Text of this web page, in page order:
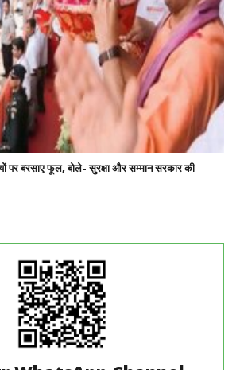
पर बरसाए फूल, बोले- सुरक्षा और सम्मान सरकार की